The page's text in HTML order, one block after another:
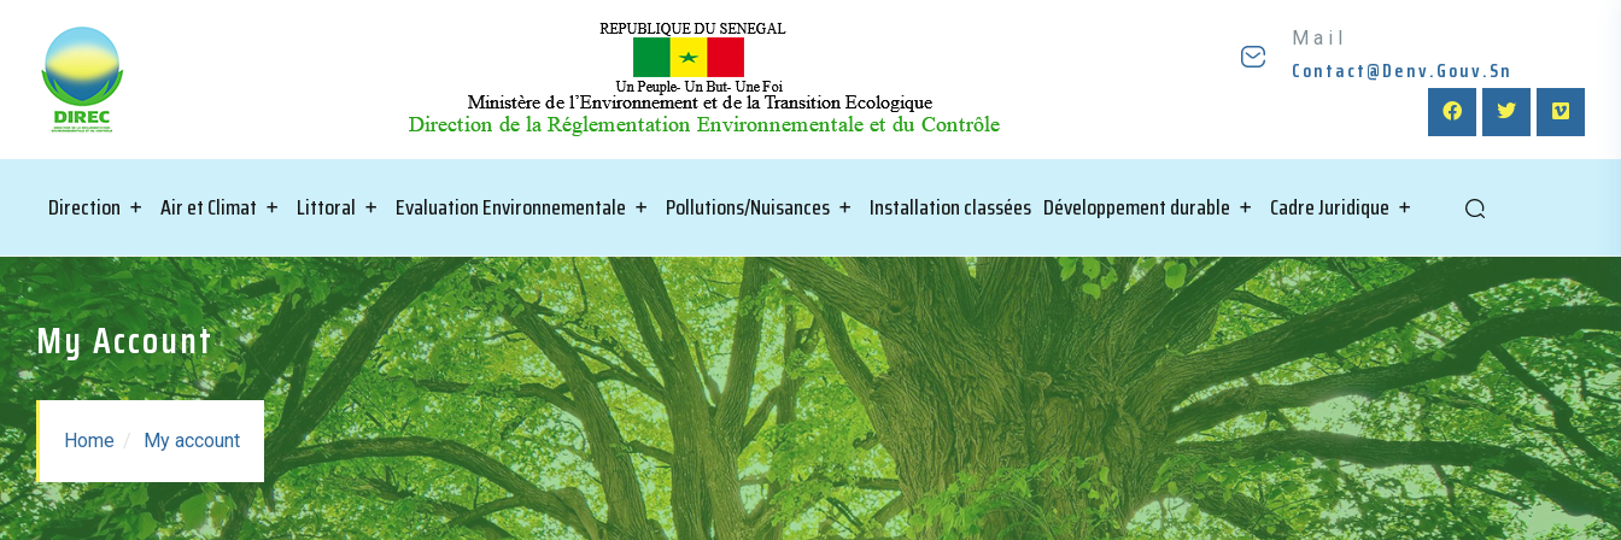
Mail
Contact@denv.gouv.sn
Direction Air et Climat Littoral Evaluation Environnementale Pollutions/Nuisances Installation classées Développement durable Cadre Juridique
My Account
Home My account